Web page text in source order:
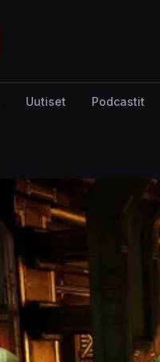
Uutiset Podcastit